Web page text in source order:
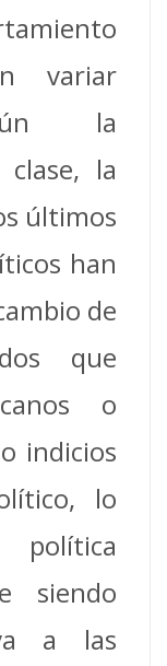
variar
la
la
últimos
han
de
que
o
indicios
lo
siendo
a las